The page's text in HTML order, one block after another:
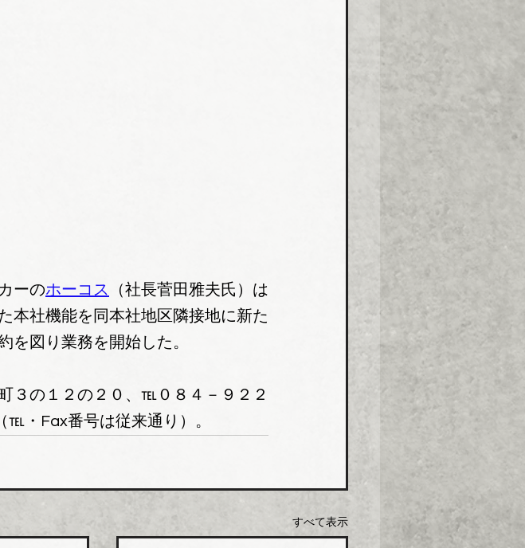
ーのホーコス （社長菅田雅夫氏）は
本社機能を同本社地区隣接地に新た
を図り業務を開始した。
の１２の２０、℡０８４－９２２
℡・Fax番号は従来通り）。
すべて表示